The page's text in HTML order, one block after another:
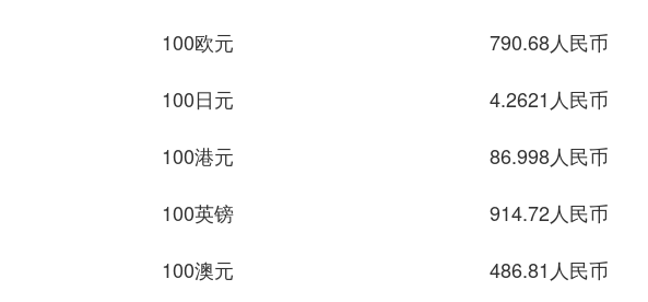
100欧元 790.68人民币
100日元 4.2621人民币
100港元 86.998人民币
100英镑 914.72人民币
100澳元 486.81人民币